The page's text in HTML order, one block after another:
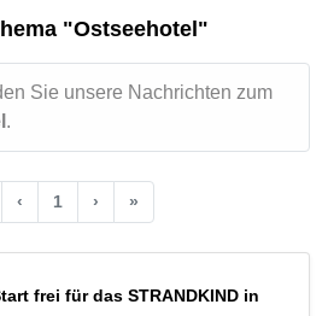
"Ostseehotel"
Sie unsere Nachrichten zum
.
‹ 1 › »
frei für das STRANDKIND in